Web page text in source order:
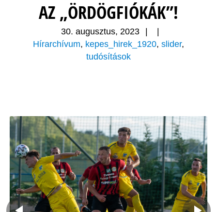
AZ „ÖRDÖGFIÓKÁK”!
30. augusztus, 2023
Hírarchívum, kepes_hirek_1920, slider,
tudósítások